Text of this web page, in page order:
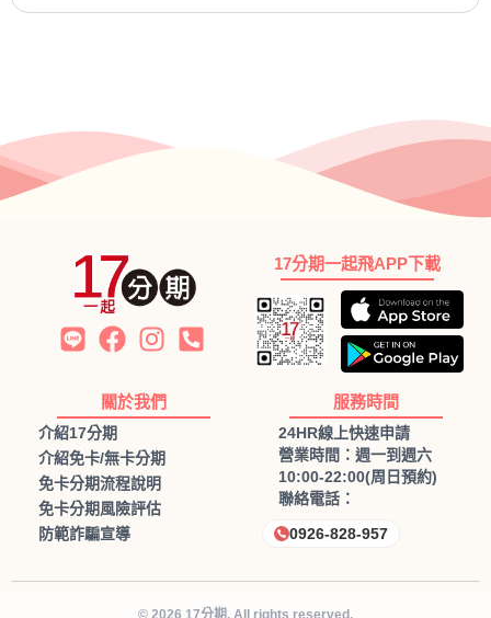
17分期一起飛APP下載
關於我們
介紹17分期
介紹免卡/無卡分期
免卡分期流程說明
免卡分期風險評估
防範詐騙宣導
服務時間
24HR線上快速申請
營業時間：週一到週六
10:00-22:00(周日預約)
聯絡電話：
0926-828-957
© 2026 17分期. All rights reserved.